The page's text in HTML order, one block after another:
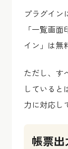
プラグイン
「一覧画
イン」は無
ただし、す
していると
力に対応し
帳票